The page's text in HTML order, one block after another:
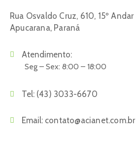
Rua Osvaldo Cruz, 610, 15º Andar
Apucarana, Paraná
Atendimento:
Seg – Sex: 8:00 – 18:00
Tel: (43) 3033-6670
Email: contato@acianet.com.br